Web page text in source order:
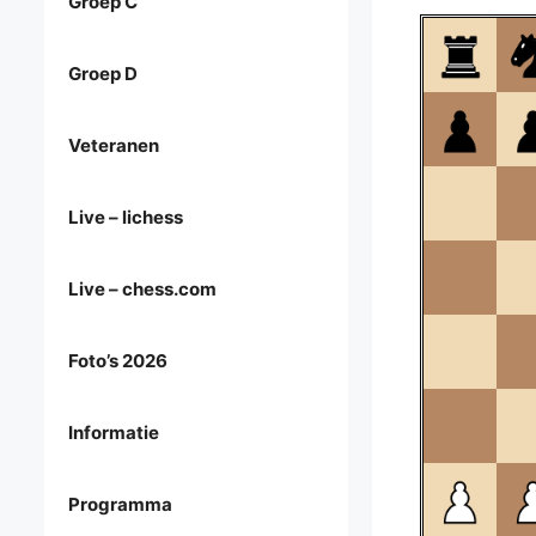
Groep D
Veteranen
Live – lichess
Live – chess.com
Foto’s 2026
Informatie
Programma